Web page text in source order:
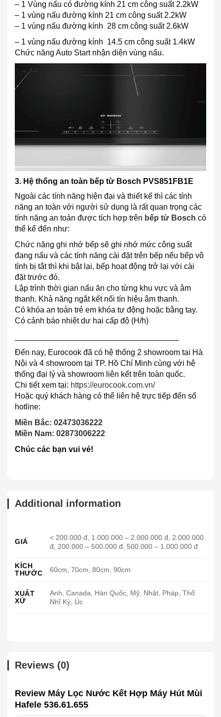
– 1 Vùng nấu có đường kính 21 cm công suất 2.2kW
– 1 vùng nấu đường kính 21 cm công suất 2.2kW
– 1 vùng nấu đường kính 28 cm công suất 2.6kW
– 1 vùng nấu đường kính 14.5 cm công suất 1.4kW
Chức năng Auto Start nhận diện vùng nấu.
3. Hệ thống an toàn bếp từ Bosch PVS851FB1E
Ngoài các tính năng hiện đại và thiết kế thì các tính
năng an toàn với người sử dụng là rất quan trọng các
tính năng an toàn được tích hợp trên bếp từ Bosch có
thể kể đến như:
Chức năng ghi nhớ bếp sẽ ghi nhớ mức công suất
đang nấu và các tính năng cài đặt trên bếp nếu bếp vô
tình bị tắt thì khi bật lại, bếp hoạt động trở lại với cài
đặt trước đó.
Lập trình thời gian nấu ăn cho từng khu vực và âm
thanh. Khả năng ngắt kết nối tín hiệu âm thanh.
Có khóa an toàn trẻ em khóa tự động hoặc bằng tay.
Có cảnh báo nhiệt dư hai cấp độ (H/h)
Đến nay, Eurocook đã có hệ thống 2 showroom tại Hà
Nội và 4 showroom tại TP. Hồ Chí Minh cùng với hệ
thống đại lý và showroom liên kết trên toàn quốc.
Chi tiết xem tại: https://eurocook.com.vn/
Hoặc quý khách hàng có thể liên hệ trực tiếp đến số
hotline:
Miền Bắc: 02473036222
Miền Nam: 02873006222
Chúc các bạn vui vẻ!
Additional information
GIÁ
< 200.000 đ, 1.000.000 – 2.000.000 đ, 2.000.000
đ, 200.000 – 500.000 đ, 500.000 – 1.000.000 đ
KÍCH
THƯỚC
60cm, 70cm, 80cm, 90cm
XUẤT
XỨ
Anh, Canada, Hàn Quốc, Mỹ, Nhật, Pháp, Thổ
Nhĩ Kỳ, Úc
Reviews (0)
Review Máy Lọc Nước Kết Hợp Máy Hút Mùi
Hafele 536.61.655